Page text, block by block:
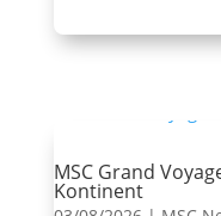
MSC Grand
Kontinent